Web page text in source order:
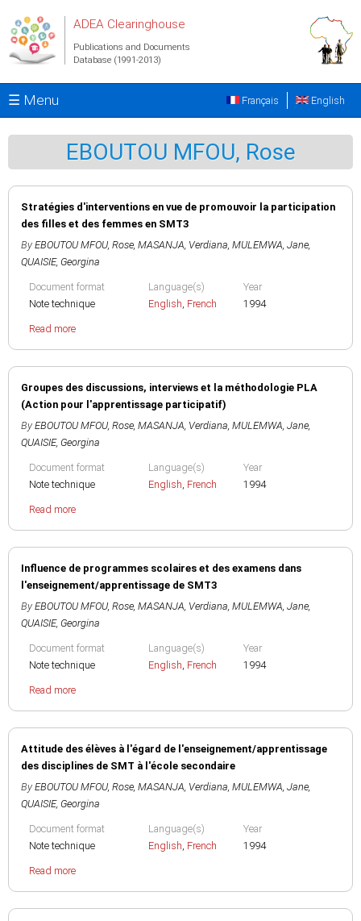
ADEA Clearinghouse
Publications and Documents
Database (1991-2013)
☰ Menu English
Français
EBOUTOU MFOU, Rose
Stratégies d'interventions en vue de promouvoir la participation
des filles et des femmes en SMT3
By EBOUTOU MFOU, Rose, MASANJA, Verdiana, MULEMWA, Jane,
QUAISIE, Georgina
Document format
Note technique
Language(s)
English, French
Year
1994
Read more
Groupes des discussions, interviews et la méthodologie PLA
(Action pour l'apprentissage participatif)
By EBOUTOU MFOU, Rose, MASANJA, Verdiana, MULEMWA, Jane,
QUAISIE, Georgina
Document format
Note technique
Language(s)
English, French
Year
1994
Read more
Influence de programmes scolaires et des examens dans
l'enseignement/apprentissage de SMT3
By EBOUTOU MFOU, Rose, MASANJA, Verdiana, MULEMWA, Jane,
QUAISIE, Georgina
Document format
Note technique
Language(s)
English, French
Year
1994
Read more
Attitude des élèves à l'égard de l'enseignement/apprentissage
des disciplines de SMT à l'école secondaire
By EBOUTOU MFOU, Rose, MASANJA, Verdiana, MULEMWA, Jane,
QUAISIE, Georgina
Document format
Note technique
Language(s)
English, French
Year
1994
Read more